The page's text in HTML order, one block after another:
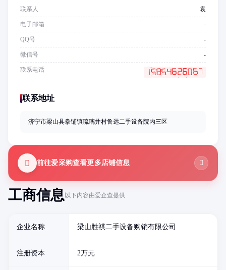
工商信息以下内容由爱企查提供
企业名称 梁山胜祺二手设备购销有限公司
注册资本 2万元
联系人 袁
电子邮箱 -
QQ号 -
微信号 -
联系电话
联系地址
济宁市梁山县拳铺镇琉璃井村鲁远二手设备院内三区
前往爱采购查看更多店铺信息